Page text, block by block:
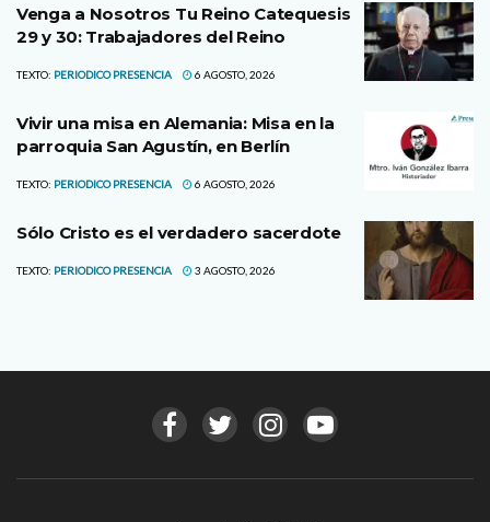
Venga a Nosotros Tu Reino Catequesis
29 y 30: Trabajadores del Reino
TEXTO: PERIODICO PRESENCIA 6 AGOSTO, 2026
Vivir una misa en Alemania: Misa en la
parroquia San Agustín, en Berlín
TEXTO: PERIODICO PRESENCIA 6 AGOSTO, 2026
Sólo Cristo es el verdadero sacerdote
TEXTO: PERIODICO PRESENCIA 3 AGOSTO, 2026